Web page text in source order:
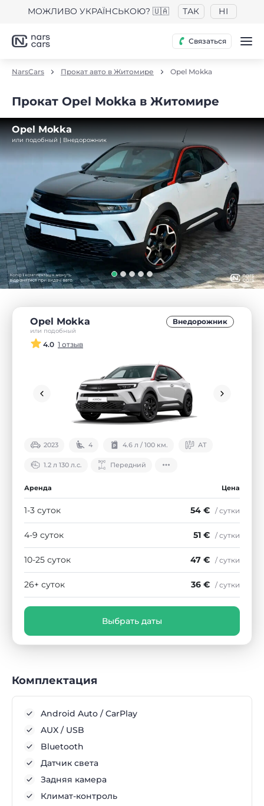
МОЖЛИВО УКРАЇНСЬКОЮ? 🇺🇦 ТАК НІ
Связаться
NarsCars Прокат авто в Житомире Opel Mokka
Прокат Opel Mokka в Житомире
Opel Mokka
или подобный | Внедорожник
Opel Mokka
или подобный
Внедорожник
4.0 1 отзыв
2023 4 4.6 л / 100 км. АТ
1.2 л 130 л.с. Передний
Аренда Цена
1-3 суток 54 € / сутки
4-9 суток 51 € / сутки
10-25 суток 47 € / сутки
26+ суток 36 € / сутки
Выбрать даты
Комплектация
Android Auto / CarPlay
AUX / USB
Bluetooth
Датчик света
Задняя камера
Климат-контроль